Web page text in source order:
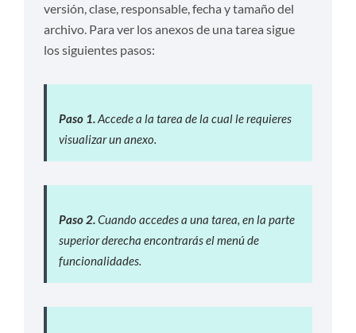
versión, clase, responsable, fecha y tamaño del
archivo. Para ver los anexos de una tarea sigue
los siguientes pasos:
Paso 1.Accede a la tarea de la cual le requieres
visualizar un anexo.
Paso 2.Cuando accedes a una tarea, en la parte
superior derecha encontrarás el menú de
funcionalidades.